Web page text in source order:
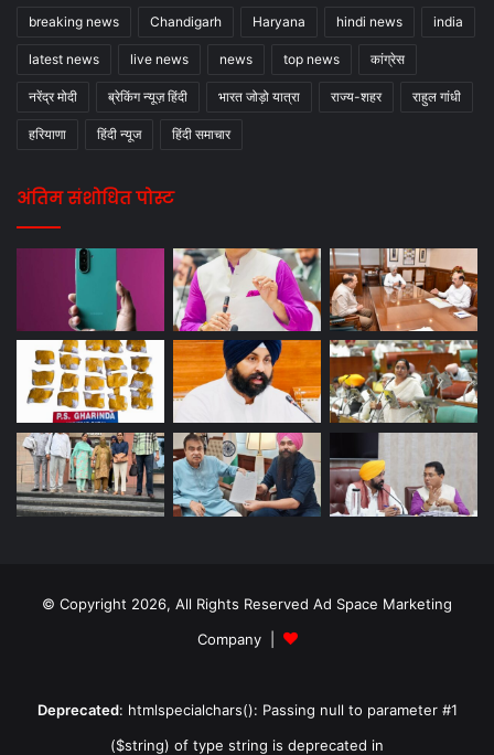
breaking news Chandigarh Haryana hindi news india
latest news live news news top news कांग्रेस
नरेंद्र मोदी ब्रेकिंग न्यूज़ हिंदी भारत जोड़ो यात्रा राज्य-शहर राहुल गांधी
हरियाणा हिंदी न्यूज हिंदी समाचार
अंतिम संशोधित पोस्ट
© Copyright 2026, All Rights Reserved Ad Space Marketing
Company |
Deprecated: htmlspecialchars(): Passing null to parameter #1
($string) of type string is deprecated in